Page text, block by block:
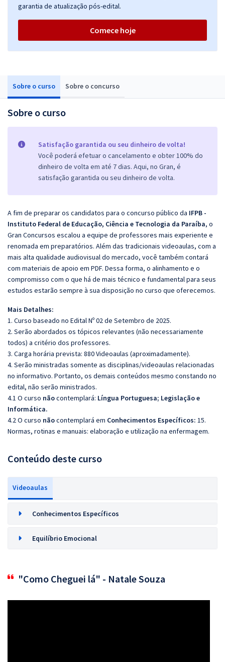
Sobre o curso Sobre o concurso
Sobre o curso
Satisfação garantida ou seu dinheiro de volta!
Você poderá efetuar o cancelamento e obter 100% do
dinheiro de volta em até 7 dias. Aqui, no Gran, é
satisfação garantida ou seu dinheiro de volta.
A fim de preparar os candidatos para o concurso público da IFPB -
Instituto Federal de Educação, Ciência e Tecnologia da Paraíba, o
Gran Concursos escalou a equipe de professores mais experiente e
renomada em preparatórios. Além das tradicionais videoaulas, com a
mais alta qualidade audiovisual do mercado, você também contará
com materiais de apoio em PDF. Dessa forma, o alinhamento e o
compromisso com o que há de mais técnico e fundamental para seus
estudos estarão sempre à sua disposição no curso que oferecemos.
Mais Detalhes:
1. Curso baseado no Edital Nº 02 de Setembro de 2025.
2. Serão abordados os tópicos relevantes (não necessariamente
todos) a critério dos professores.
3. Carga horária prevista: 880 Videoaulas (aproximadamente).
4. Serão ministradas somente as disciplinas/videoaulas relacionadas
no informativo. Portanto, os demais conteúdos mesmo constando no
edital, não serão ministrados.
4.1 O curso nãocontemplará: Língua Portuguesa; Legislação e
Informática.
4.2 O curso nãocontemplará em Conhecimentos Específicos: 15.
Normas, rotinas e manuais: elaboração e utilização na enfermagem.
Conteúdo deste curso
Videoaulas
Conhecimentos Específicos
Equilíbrio Emocional
"Como Cheguei lá" - Natale Souza
garantia de atualização pós-edital.
Comece hoje